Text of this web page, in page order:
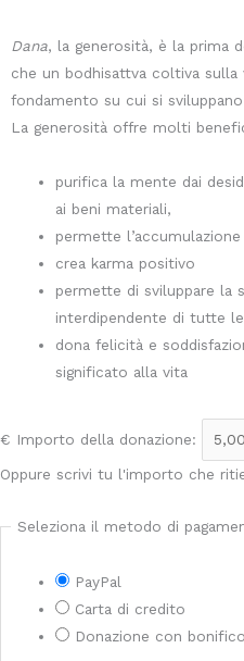
Dana, la generosità, è la prima
che un bodhisattva coltiva sulla
fondamento su cui si
La generosità offre molti
purifica la mente dai
ai beni materiali,
permette
crea karma positivo
permette di sviluppare la
interdipendente di tutte
dona felicità e
significato alla vita
€ Importo della donazione:
Oppure scrivi tu l'importo che
Seleziona il metodo di
PayPal
Carta di credito
Donazione con bonifico